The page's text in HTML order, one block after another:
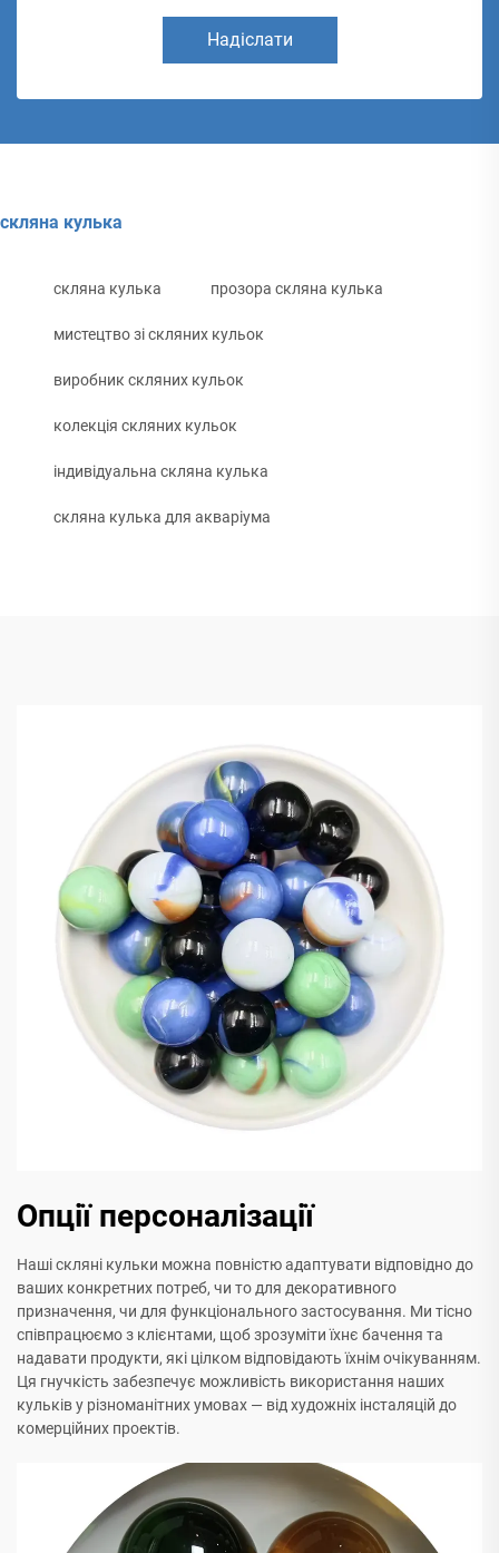
Надіслати
скляна кулька
скляна кулька прозора скляна кулька
мистецтво зі скляних кульок
виробник скляних кульок
колекція скляних кульок
індивідуальна скляна кулька
скляна кулька для акваріума
Опції персоналізації
Наші скляні кульки можна повністю адаптувати відповідно до
ваших конкретних потреб, чи то для декоративного
призначення, чи для функціонального застосування. Ми тісно
співпрацюємо з клієнтами, щоб зрозуміти їхнє бачення та
надавати продукти, які цілком відповідають їхнім очікуванням.
Ця гнучкість забезпечує можливість використання наших
кульків у різноманітних умовах — від художніх інсталяцій до
комерційних проектів.